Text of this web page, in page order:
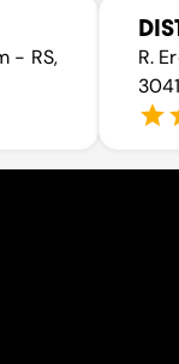
- RS,
R.